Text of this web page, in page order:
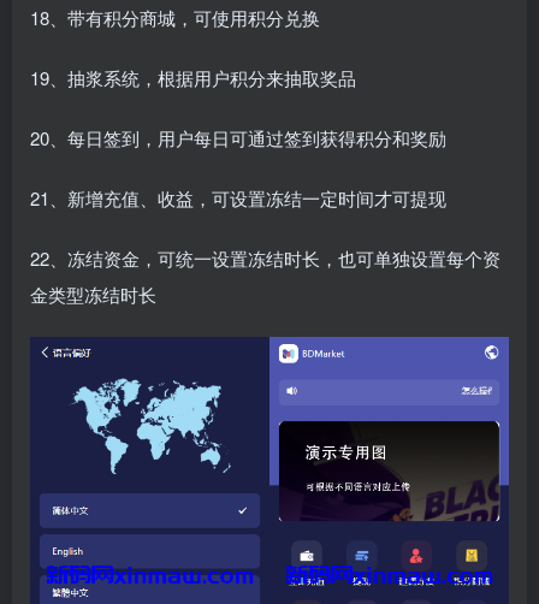
18、带有积分商城，可使用积分兑换
19、抽浆系统，根据用户积分来抽取奖品
20、每日签到，用户每日可通过签到获得积分和奖励
21、新增充值、收益，可设置冻结一定时间才可提现
22、冻结资金，可统一设置冻结时长，也可单独设置每个资
金类型冻结时长